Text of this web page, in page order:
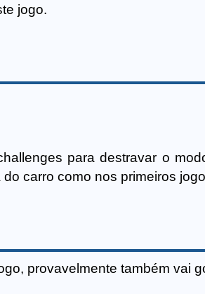
jogo.
para destravar o
carro como nos primeiros
provavelmente também vai